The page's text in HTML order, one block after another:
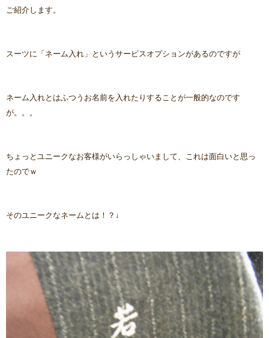
ご紹介します。
スーツに「ネーム入れ」というサービスオプションがあるのですが
ネーム入れとはふつうお名前を入れたりすることが一般的なのです
が。。。
ちょっとユニークなお客様がいらっしゃいまして、これは面白いと思っ
たのでｗ
そのユニークなネームとは！？↓